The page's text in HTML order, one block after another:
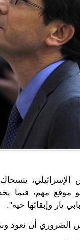
الإسرائيلي،
موقع مهم، فيما
يار وإبقائها حية".
الضروري أن نعود